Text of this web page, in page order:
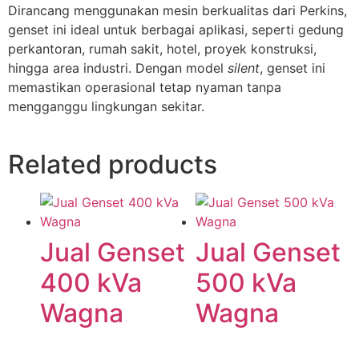
Dirancang menggunakan mesin berkualitas dari Perkins,
genset ini ideal untuk berbagai aplikasi, seperti gedung
perkantoran, rumah sakit, hotel, proyek konstruksi,
hingga area industri. Dengan model silent, genset ini
memastikan operasional tetap nyaman tanpa
mengganggu lingkungan sekitar.
Related products
Jual Genset
400 kVa
Wagna
Jual Genset
500 kVa
Wagna